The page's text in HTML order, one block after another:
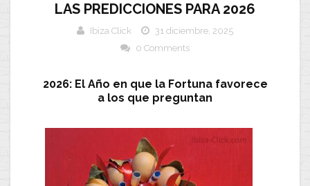
LAS PREDICCIONES PARA 2026
Ibiza Click
31 diciembre, 2025
0 Comments
2026: El Año en que la Fortuna favorece
a los que preguntan